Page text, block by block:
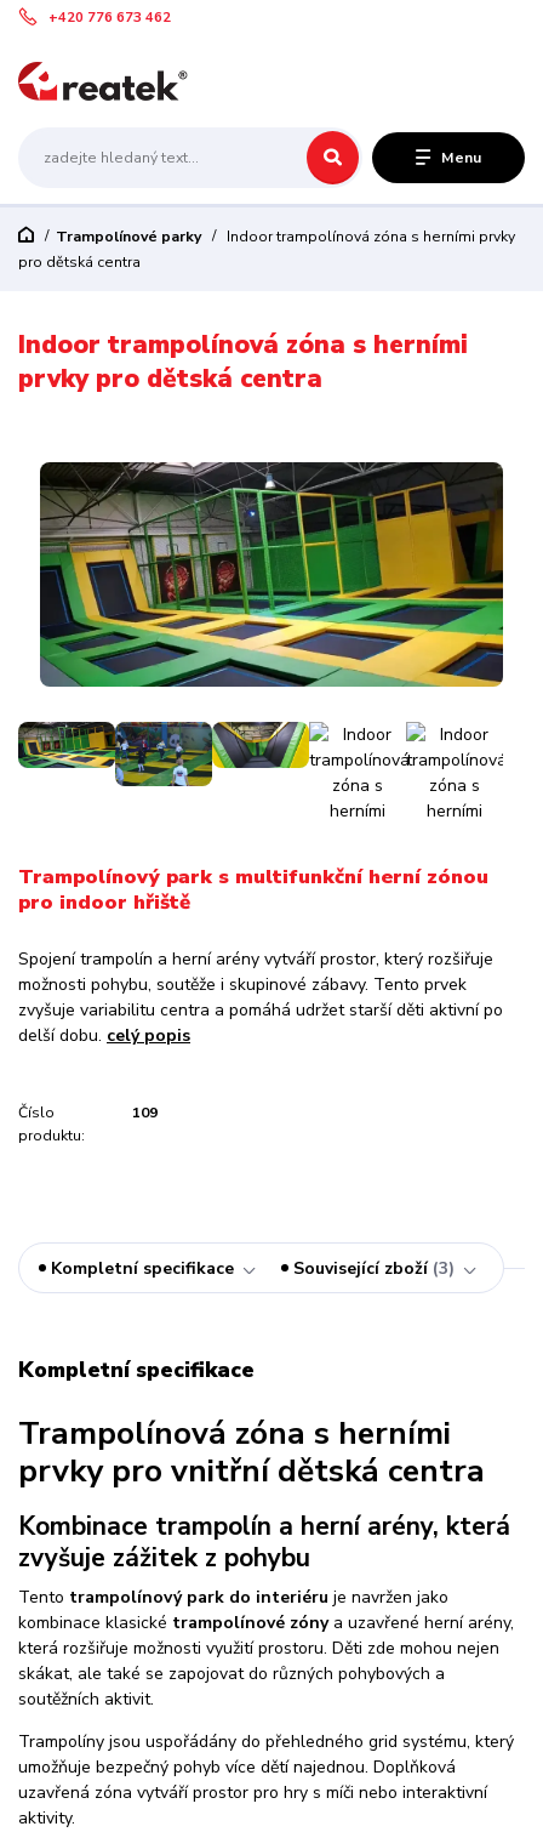
Menu
+420 776 673 462
Trampolínové parky
Indoor trampolínová zóna s herními prvky
pro dětská centra
Indoor trampolínová zóna s herními
prvky pro dětská centra
Trampolínový park s multifunkční herní zónou
pro indoor hřiště
Spojení trampolín a herní arény vytváří prostor, který rozšiřuje
možnosti pohybu, soutěže i skupinové zábavy. Tento prvek
zvyšuje variabilitu centra a pomáhá udržet starší děti aktivní po
delší dobu. celý popis
Číslo
produktu:
109
Kompletní specifikace Související zboží 3
Kompletní specifikace
Trampolínová zóna s herními
prvky pro vnitřní dětská centra
Kombinace trampolín a herní arény, která
zvyšuje zážitek z pohybu
Tento trampolínový park do interiéru je navržen jako
kombinace klasické trampolínové zónya uzavřené herní arény,
která rozšiřuje možnosti využití prostoru. Děti zde mohou nejen
skákat, ale také se zapojovat do různých pohybových a
soutěžních aktivit.
Trampolíny jsou uspořádány do přehledného grid systému, který
umožňuje bezpečný pohyb více dětí najednou. Doplňková
uzavřená zóna vytváří prostor pro hry s míči nebo interaktivní
aktivity.